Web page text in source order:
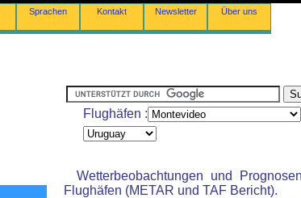
Sprachen Kontakt Newsletter Über uns
Flughäfen :
Wetterbeobachtungen und
Flughäfen (METAR und TAF Bericht).